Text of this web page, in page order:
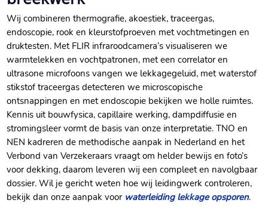
Wij combineren thermografie, akoestiek, traceergas,
endoscopie, rook en kleurstofproeven met vochtmetingen en
druktesten. Met FLIR infraroodcamera’s visualiseren we
warmtelekken en vochtpatronen, met een correlator en
ultrasone microfoons vangen we lekkagegeluid, met waterstof
stikstof traceergas detecteren we microscopische
ontsnappingen en met endoscopie bekijken we holle ruimtes.
Kennis uit bouwfysica, capillaire werking, dampdiffusie en
stromingsleer vormt de basis van onze interpretatie. TNO en
NEN kadreren de methodische aanpak in Nederland en het
Verbond van Verzekeraars vraagt om helder bewijs en foto’s
voor dekking, daarom leveren wij een compleet en navolgbaar
dossier. Wil je gericht weten hoe wij leidingwerk controleren,
bekijk dan onze aanpak voor waterleiding lekkage opsporen.